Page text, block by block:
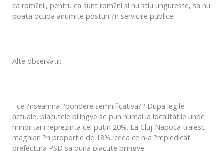
ca rom?nii, pentru ca sunt rom?ni si nu stiu ungureste, sa nu
poata ocupa anumite posturi ?n serviciile publice.
Alte observatii:
- ce ?nseamna ?pondere semnificativa?? Dupa legile
actuale, placutele bilingve se pun numai la localitatile unde
minoritarii reprezinta cel putin 20%. La Cluj-Napoca traiesc
maghiari ?n proportie de 18%, ceea ce n-a ?mpiedicat
prefectura PSD sa puna placute bilingve.